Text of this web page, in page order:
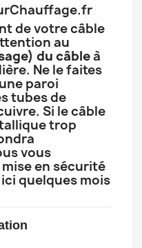
de votre câble
au
du câbleà
Ne le faites
paroi
tubes de
Si le câble
trop
vous
en sécurité
quelques mois